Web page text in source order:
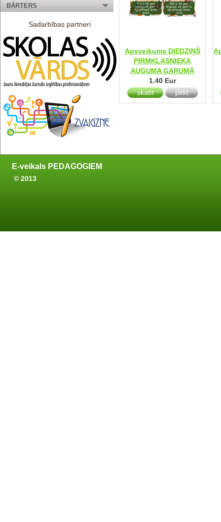
BĀRTERS
Sadarbības partneri
Apsveikums DIEDZIŅŠ
PIRMKLASNIEKA
AUGUMA GARUMĀ
1.40 Eur
skatīt
pirkt
E-veikals PEDAGOGIEM
© 2013